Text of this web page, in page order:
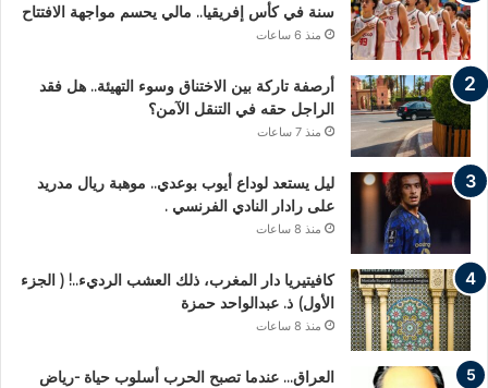
سنة في كأس إفريقيا.. مالي يحسم مواجهة الافتتاح
منذ 6 ساعات
أرصفة تاركة بين الاختناق وسوء التهيئة.. هل فقد
الراجل حقه في التنقل الآمن؟
منذ 7 ساعات
ليل يستعد لوداع أيوب بوعدي.. موهبة ريال مدريد
على رادار النادي الفرنسي .
منذ 8 ساعات
كافيتيريا دار المغرب، ذلك العشب الرديء..! ( الجزء
الأول) ذ. عبدالواحد حمزة
منذ 8 ساعات
العراق… عندما تصبح الحرب أسلوب حياة -رياض